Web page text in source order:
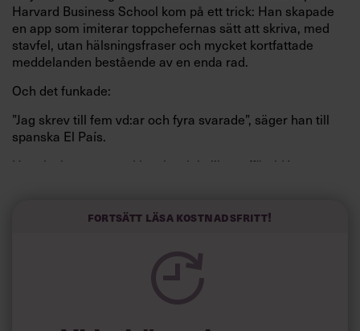
Harvard Business School kom på ett trick: Han skapade
en app som imiterar toppchefernas sätt att skriva, med
stavfel, utan hälsningsfraser och mycket kortfattade
meddelanden bestående av en enda rad.
Och det funkade:
”Jag skrev till fem vd:ar och fyra svarade”, säger han till
spanska El País.
Horwitz har nu utvecklat sitt trick till en affärsidé: appen
kortfattat slarviga vd-stilen.
Fortsätt läsa kostnadsfritt!